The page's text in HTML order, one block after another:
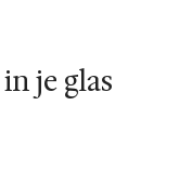
je glas